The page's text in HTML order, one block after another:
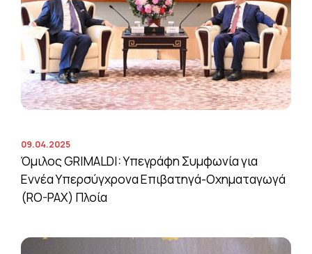
09.04.2025
Όμιλος GRIMALDI: Υπεγράφη Συμφωνία για
Εννέα Υπερσύγχρονα Επιβατηγά-Οχηματαγωγά
(RO-PAX) Πλοία